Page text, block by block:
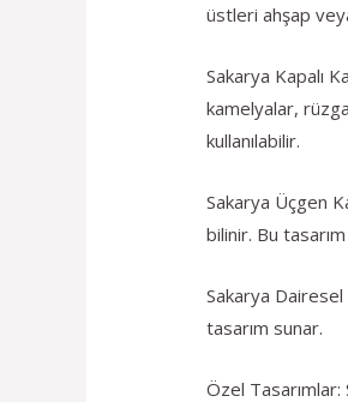
üstleri ahşap
Sakarya Kapalı
kamelyalar,
kullanılabilir.
Sakarya Üçgen
bilinir. Bu
Sakarya
tasarım sunar.
Özel Tasarımlar: